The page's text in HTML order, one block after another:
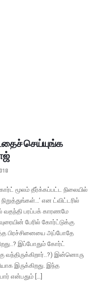
செய்யுங்க
மூலம் தீர்க்கப்பட்ட நிலையில்
என ட்விட்டரில்
வதந்தி பரப்பக் காரணமே
பேரில் கோர்ட்டுக்கு
பிரச்சினையை அப்போதே
இப்போதும் கோர்ட்
வந்திருக்கிறார்..?) இன்னொரு
இருக்கிறது. இந்த
என்பதும் […]